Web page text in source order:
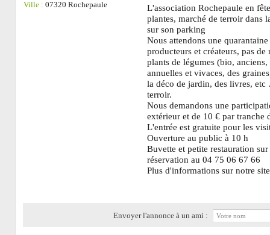
Ville : 07320 Rochepaule
L'association Rochepaule en
plantes, marché de terroir dans
sur son parking
Nous attendons une
producteurs et créateurs, pas
plants de légumes (bio,
annuelles et vivaces, des
la déco de jardin, des livres,
terroir.
Nous demandons une
extérieur et de 10 € par tranche
L'entrée est gratuite pour les
Ouverture au public à 10 h
Buvette et petite restauration
réservation au 04 75 06 67 66
Plus d'informations sur notre
Envoyer l'annonce à un ami :